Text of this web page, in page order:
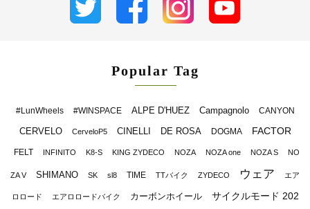
Popular Tag
#LunWheels #WINSPACE ALPE D'HUEZ Campagnolo CANYON
CERVELO CerveloP5 CINELLI DE ROSA DOGMA FACTOR
FELT INFINITO K8-S KING ZYDECO NOZA NOZA one NOZA S NO
ZA V SHIMANO SK sl8 TIME TTバイク ZYDECO ウェア エア
ロロード エアロロードバイク カーボンホイール
サイクルモード 202